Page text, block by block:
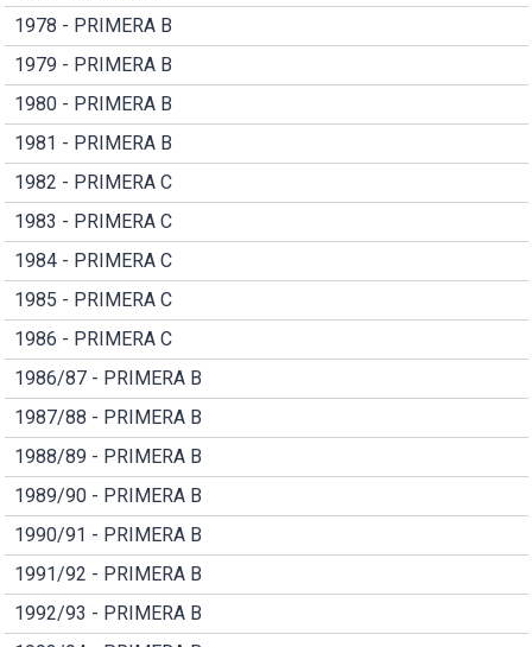
1978 - PRIMERA B
1979 - PRIMERA B
1980 - PRIMERA B
1981 - PRIMERA B
1982 - PRIMERA C
1983 - PRIMERA C
1984 - PRIMERA C
1985 - PRIMERA C
1986 - PRIMERA C
1986/87 - PRIMERA B
1987/88 - PRIMERA B
1988/89 - PRIMERA B
1989/90 - PRIMERA B
1990/91 - PRIMERA B
1991/92 - PRIMERA B
1992/93 - PRIMERA B